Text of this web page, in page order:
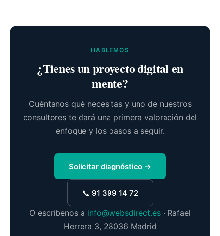
HABLEMOS
¿Tienes un proyecto digital en
mente?
Cuéntanos qué necesitas y uno de nuestros
consultores te dará una primera valoración del
enfoque y los pasos a seguir.
Solicitar diagnóstico →
📞 91 399 14 72
O escríbenos a info@websdirect.es · Rafael
Herrera 3, 28036 Madrid